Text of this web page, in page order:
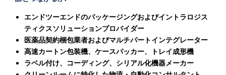
エンドツーエンドのパッケージングおよびイントラロジス
ティクスソリューションプロバイダー
医薬品契約梱包業者およびマルチパートインテグレーター
高速カートン包装機、ケースパッカー、トレイ成形機
ラベル付け、コーディング、シリアル化機器メーカー